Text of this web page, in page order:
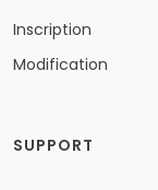
Inscription
Modification
SUPPORT